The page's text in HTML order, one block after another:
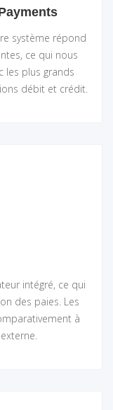
système répond
ce qui nous
les plus grands
débit et crédit.
intégré, ce qui
des paies. Les
à